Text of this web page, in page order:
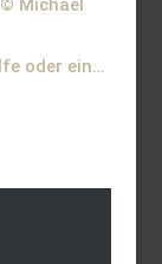
oder ein…